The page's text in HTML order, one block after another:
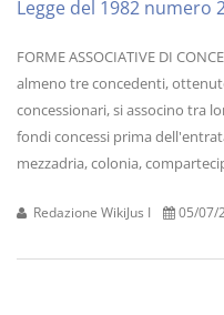
Legge del 1982 numero
FORME ASSOCIATIVE DI
almeno tre concedenti,
concessionari, si associno tra
fondi concessi prima
mezzadria, colonia,
Redazione WikiJus I 05/07/